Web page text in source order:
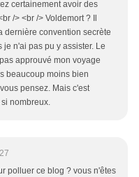
certainement avoir des
/> <br /> Voldemort ? Il
dernière convention secrète
n'ai pas pu y assister. Le
approuvé mon voyage
beaucoup moins bien
pensez. Mais c'est
nombreux.
polluer ce blog ? vous n'êtes